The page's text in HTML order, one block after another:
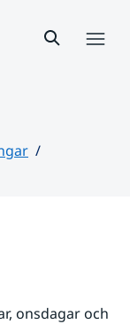
onsdagar och